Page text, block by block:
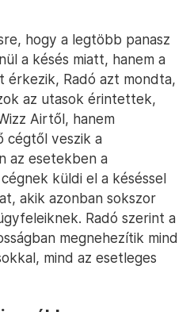
hogy a legtöbb panasz
a késés miatt, hanem a
érkezik, Radó azt mondta,
az utasok érintettek,
Airtől, hanem
cégtől veszik a
az esetekben a
küldi el a késéssel
akik azonban sokszor
Radó szerint a
megnehezítik mind
mind az esetleges